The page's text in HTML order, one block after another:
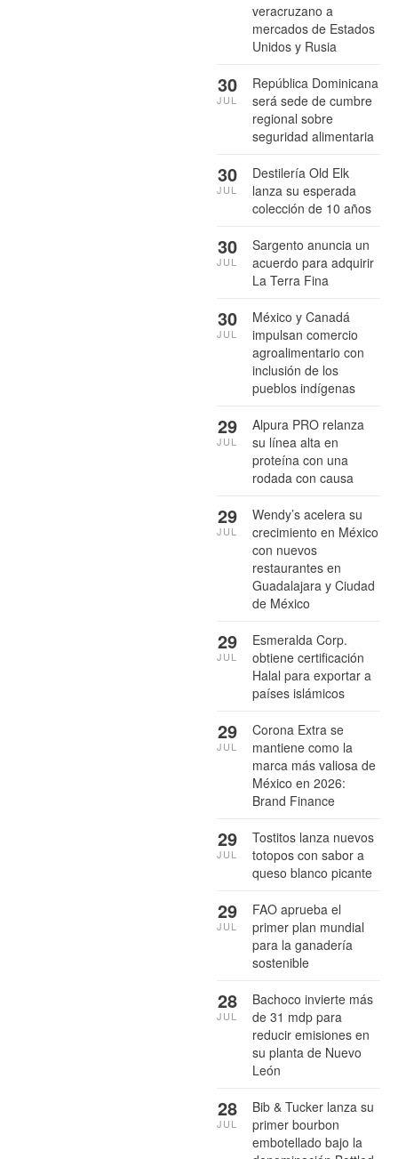
veracruzano a
mercados de Estados
Unidos y Rusia
República Dominicana
será sede de cumbre
regional sobre
seguridad alimentaria
30
JUL
Destilería Old Elk
lanza su esperada
colección de 10 años
30
JUL
Sargento anuncia un
acuerdo para adquirir
La Terra Fina
30
JUL
México y Canadá
impulsan comercio
agroalimentario con
inclusión de los
pueblos indígenas
30
JUL
Alpura PRO relanza
su línea alta en
proteína con una
rodada con causa
29
JUL
Wendy’s acelera su
crecimiento en México
con nuevos
restaurantes en
Guadalajara y Ciudad
de México
29
JUL
Esmeralda Corp.
obtiene certificación
Halal para exportar a
países islámicos
29
JUL
Corona Extra se
mantiene como la
marca más valiosa de
México en 2026:
Brand Finance
29
JUL
Tostitos lanza nuevos
totopos con sabor a
queso blanco picante
29
JUL
FAO aprueba el
primer plan mundial
para la ganadería
sostenible
29
JUL
Bachoco invierte más
de 31 mdp para
reducir emisiones en
su planta de Nuevo
León
28
JUL
Bib & Tucker lanza su
primer bourbon
embotellado bajo la
28
JUL